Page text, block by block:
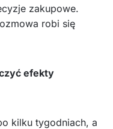
zakupowe.
robi się
efekty
kilku tygodniach, a